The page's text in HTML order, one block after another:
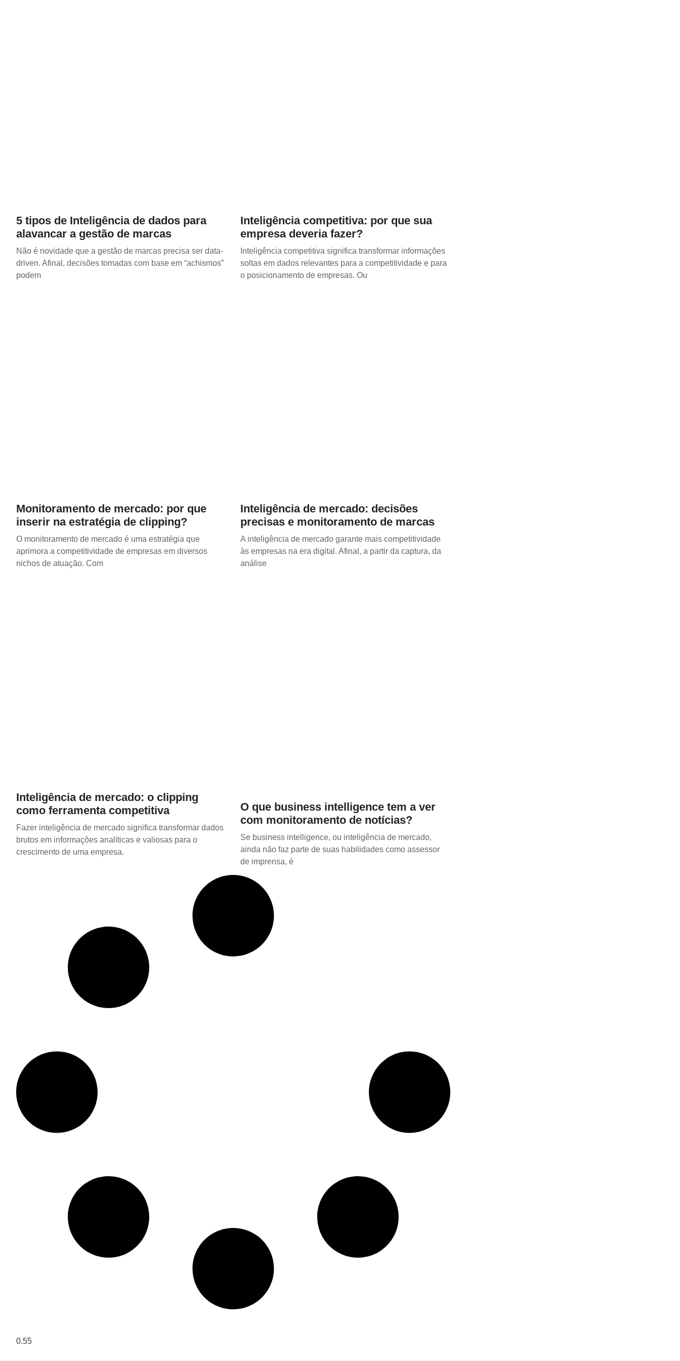
5 tipos de Inteligência de dados para
alavancar a gestão de marcas
Não é novidade que a gestão de marcas precisa ser data-
driven. Afinal, decisões tomadas com base em “achismos”
podem
Inteligência competitiva: por que sua
empresa deveria fazer?
Inteligência competitiva significa transformar informações
soltas em dados relevantes para a competitividade e para
o posicionamento de empresas. Ou
Monitoramento de mercado: por que
inserir na estratégia de clipping?
O monitoramento de mercado é uma estratégia que
aprimora a competitividade de empresas em diversos
nichos de atuação. Com
Inteligência de mercado: decisões
precisas e monitoramento de marcas
A inteligência de mercado garante mais competitividade
às empresas na era digital. Afinal, a partir da captura, da
análise
Inteligência de mercado: o clipping
como ferramenta competitiva
Fazer inteligência de mercado significa transformar dados
brutos em informações analíticas e valiosas para o
crescimento de uma empresa.
O que business intelligence tem a ver
com monitoramento de notícias?
Se business intelligence, ou inteligência de mercado,
ainda não faz parte de suas habilidades como assessor
de imprensa, é